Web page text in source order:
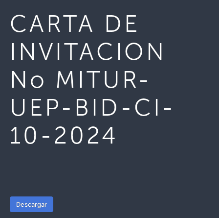
CARTA DE
INVITACION
No MITUR-
UEP-BID-CI-
10-2024
Descargar